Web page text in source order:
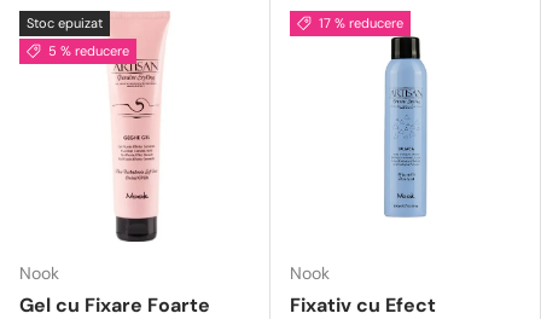
Stoc epuizat
5 % reducere
Nook
Gel cu Fixare Foarte
17 % reducere
Nook
Fixativ cu Efect